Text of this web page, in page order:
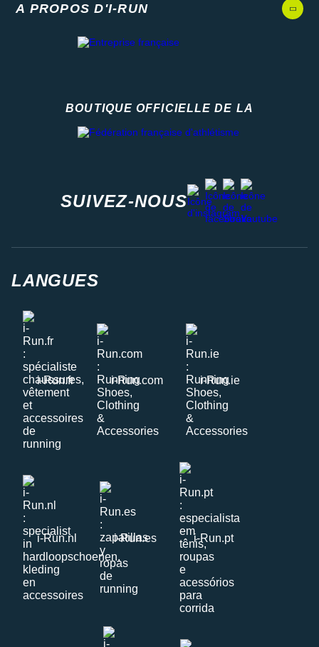
A PROPOS D'I-RUN
BOUTIQUE OFFICIELLE DE LA
SUIVEZ-NOUS
instagram
facebook
stravayoutube
LANGUES
i-Run.fr i-Run.com i-Run.ie
i-Run.nl i-Run.es i-Run.pt